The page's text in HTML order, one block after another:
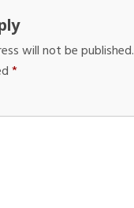
will not be published.
*